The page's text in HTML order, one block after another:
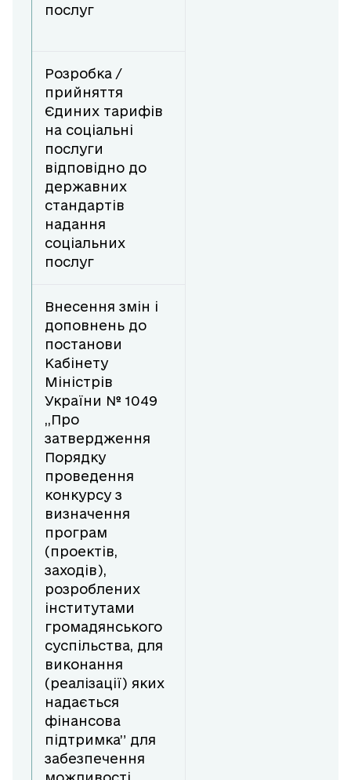
послуг
Розробка /
прийняття
Єдиних тарифів
на соціальні
послуги
відповідно до
державних
стандартів
надання
соціальних
послуг
Внесення змін і
доповнень до
постанови
Кабінету
Міністрів
України № 1049
,,Про
затвердження
Порядку
проведення
конкурсу з
визначення
програм
(проектів,
заходів),
розроблених
інститутами
громадянського
суспільства, для
виконання
(реалізації) яких
надається
фінансова
підтримка” для
забезпечення